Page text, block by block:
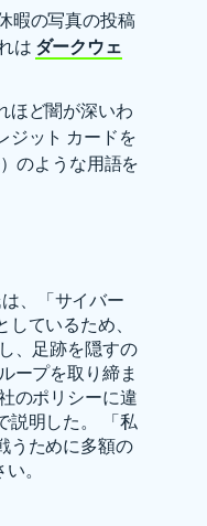
暇の写真の投稿
は ダークウェ
ほど闇が深いわ
ジット カードを
のような用語を
、「サイバー
ているため、
、足跡を隠すの
ープを取り締ま
のポリシーに違
説明した。 「私
うために多額の
。